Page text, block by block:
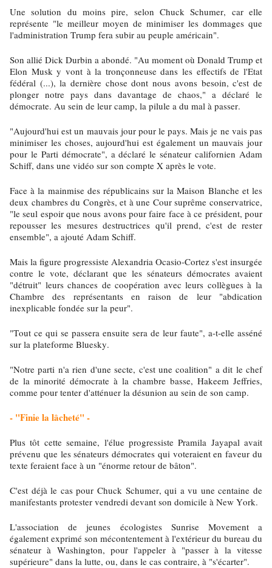
Une solution du moins pire, selon Chuck Schumer, car elle
représente "le meilleur moyen de minimiser les dommages que
l'administration Trump fera subir au peuple américain".
Son allié Dick Durbin a abondé. "Au moment où Donald Trump et
Elon Musk y vont à la tronçonneuse dans les effectifs de l'Etat
fédéral (...), la dernière chose dont nous avons besoin, c'est de
plonger notre pays dans davantage de chaos," a déclaré le
démocrate. Au sein de leur camp, la pilule a du mal à passer.
"Aujourd'hui est un mauvais jour pour le pays. Mais je ne vais pas
minimiser les choses, aujourd'hui est également un mauvais jour
pour le Parti démocrate", a déclaré le sénateur californien Adam
Schiff, dans une vidéo sur son compte X après le vote.
Face à la mainmise des républicains sur la Maison Blanche et les
deux chambres du Congrès, et à une Cour suprême conservatrice,
"le seul espoir que nous avons pour faire face à ce président, pour
repousser les mesures destructrices qu'il prend, c'est de rester
ensemble", a ajouté Adam Schiff.
Mais la figure progressiste Alexandria Ocasio-Cortez s'est insurgée
contre le vote, déclarant que les sénateurs démocrates avaient
"détruit" leurs chances de coopération avec leurs collègues à la
Chambre des représentants en raison de leur "abdication
inexplicable fondée sur la peur".
"Tout ce qui se passera ensuite sera de leur faute", a-t-elle asséné
sur la plateforme Bluesky.
"Notre parti n'a rien d'une secte, c'est une coalition" a dit le chef
de la minorité démocrate à la chambre basse, Hakeem Jeffries,
comme pour tenter d'atténuer la désunion au sein de son camp.
- "Finie la lâcheté" -
Plus tôt cette semaine, l'élue progressiste Pramila Jayapal avait
prévenu que les sénateurs démocrates qui voteraient en faveur du
texte feraient face à un "énorme retour de bâton".
C'est déjà le cas pour Chuck Schumer, qui a vu une centaine de
manifestants protester vendredi devant son domicile à New York.
L'association de jeunes écologistes Sunrise Movement a
également exprimé son mécontentement à l'extérieur du bureau du
sénateur à Washington, pour l'appeler à "passer à la vitesse
supérieure" dans la lutte, ou, dans le cas contraire, à "s'écarter".